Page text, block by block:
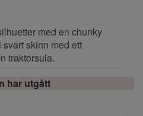
med en chunky
skinn med ett
traktorsula.
har utgått